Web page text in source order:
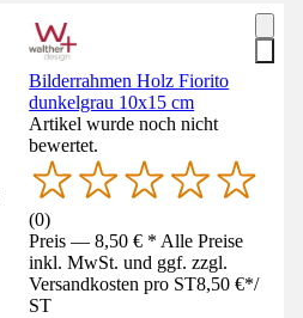
Bilderrahmen Holz Fiorito
dunkelgrau 10x15 cm
Artikel wurde noch nicht
bewertet.
(0)
Preis — 8,50 € * Alle Preise
inkl. MwSt. und ggf. zzgl.
Versandkosten pro ST8,50 €*/
ST